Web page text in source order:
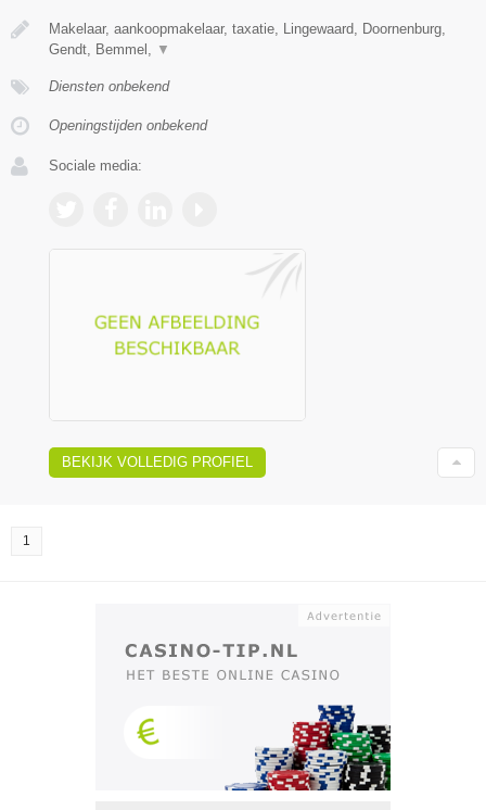
Makelaar, aankoopmakelaar, taxatie, Lingewaard, Doornenburg,
Gendt, Bemmel, ▼
Diensten onbekend
Openingstijden onbekend
Sociale media:
BEKIJK VOLLEDIG PROFIEL
1